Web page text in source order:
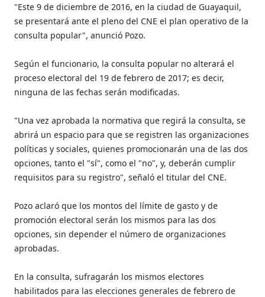
"Este 9 de diciembre de 2016, en la ciudad de Guayaquil,
se presentará ante el pleno del CNE el plan operativo de la
consulta popular", anunció Pozo.
Según el funcionario, la consulta popular no alterará el
proceso electoral del 19 de febrero de 2017; es decir,
ninguna de las fechas serán modificadas.
"Una vez aprobada la normativa que regirá la consulta, se
abrirá un espacio para que se registren las organizaciones
políticas y sociales, quienes promocionarán una de las dos
opciones, tanto el "sí", como el "no", y, deberán cumplir
requisitos para su registro", señaló el titular del CNE.
Pozo aclaró que los montos del límite de gasto y de
promoción electoral serán los mismos para las dos
opciones, sin depender el número de organizaciones
aprobadas.
En la consulta, sufragarán los mismos electores
habilitados para las elecciones generales de febrero de